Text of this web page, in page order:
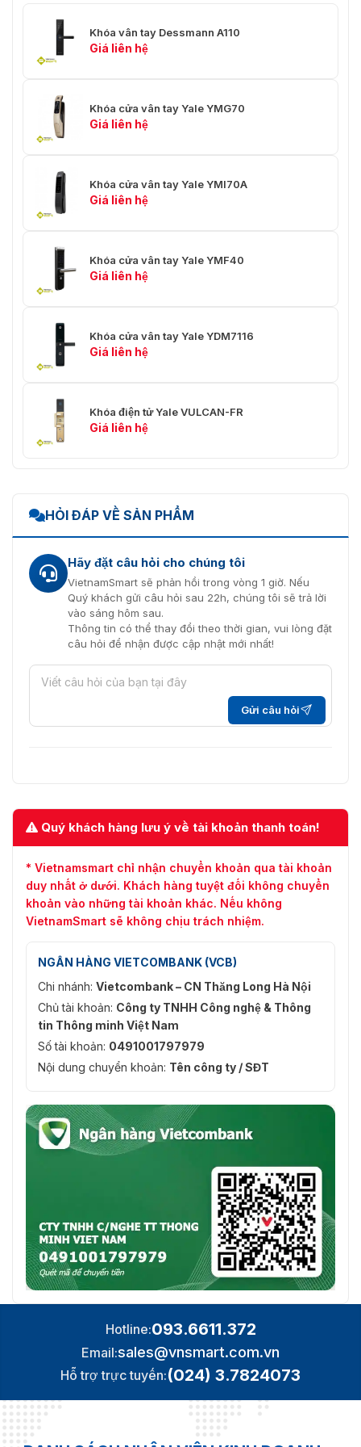
Khóa điện tử vân tay Yale YMG40
Vietnamsmart
cung cấp chính hãng khóa cửa điện từ
2 năm và hỗ trợ kỹ thuật miễn phí. Để biết thêm thông tin
chi tiết và đặt hàng, vui lòng liên hệ với Vietnamsmart
qua số điện thoại 093.6611.372.
Khóa vân tay Dessmann A110
Giá liên hệ
Khóa cửa vân tay Yale YMG70
Giá liên hệ
Khóa cửa vân tay Yale YMI70A
Giá liên hệ
Khóa cửa vân tay Yale YMF40
Giá liên hệ
Khóa cửa vân tay Yale YDM7116
Giá liên hệ
Khóa điện tử Yale VULCAN-FR
Giá liên hệ
HỎI ĐÁP VỀ SẢN PHẨM
Hãy đặt câu hỏi cho chúng tôi
VietnamSmart sẽ phản hồi trong vòng 1 giờ. Nếu
Quý khách gửi câu hỏi sau 22h, chúng tôi sẽ trả lời
vào sáng hôm sau.
Thông tin có thể thay đổi theo thời gian, vui lòng đặt
câu hỏi để nhận được cập nhật mới nhất!
Gửi câu hỏi
Quý khách hàng lưu ý về tài khoản thanh toán!
* Vietnamsmart chỉ nhận chuyển khoản qua tài khoản
duy nhất ở dưới. Khách hàng tuyệt đối không chuyển
khoản vào những tài khoản khác. Nếu không
VietnamSmart sẽ không chịu trách nhiệm.
NGÂN HÀNG VIETCOMBANK (VCB)
Chi nhánh: Vietcombank – CN Thăng Long Hà Nội
Chủ tài khoản: Công ty TNHH Công nghệ & Thông
tin Thông minh Việt Nam
Số tài khoản: 0491001797979
Nội dung chuyển khoản: Tên công ty / SĐT
Hotline:093.6611.372
Email:sales@vnsmart.com.vn
Hỗ trợ trực tuyến:(024) 3.7824073